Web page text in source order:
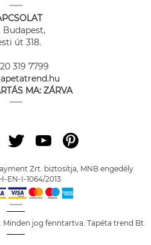
Budapest,
út 318.
319 7799
MA: ZÁRVA
Zrt. biztosítja, MNB engedély
EN-I-1064/2013
jog fenntartva. Tapéta trend Bt.